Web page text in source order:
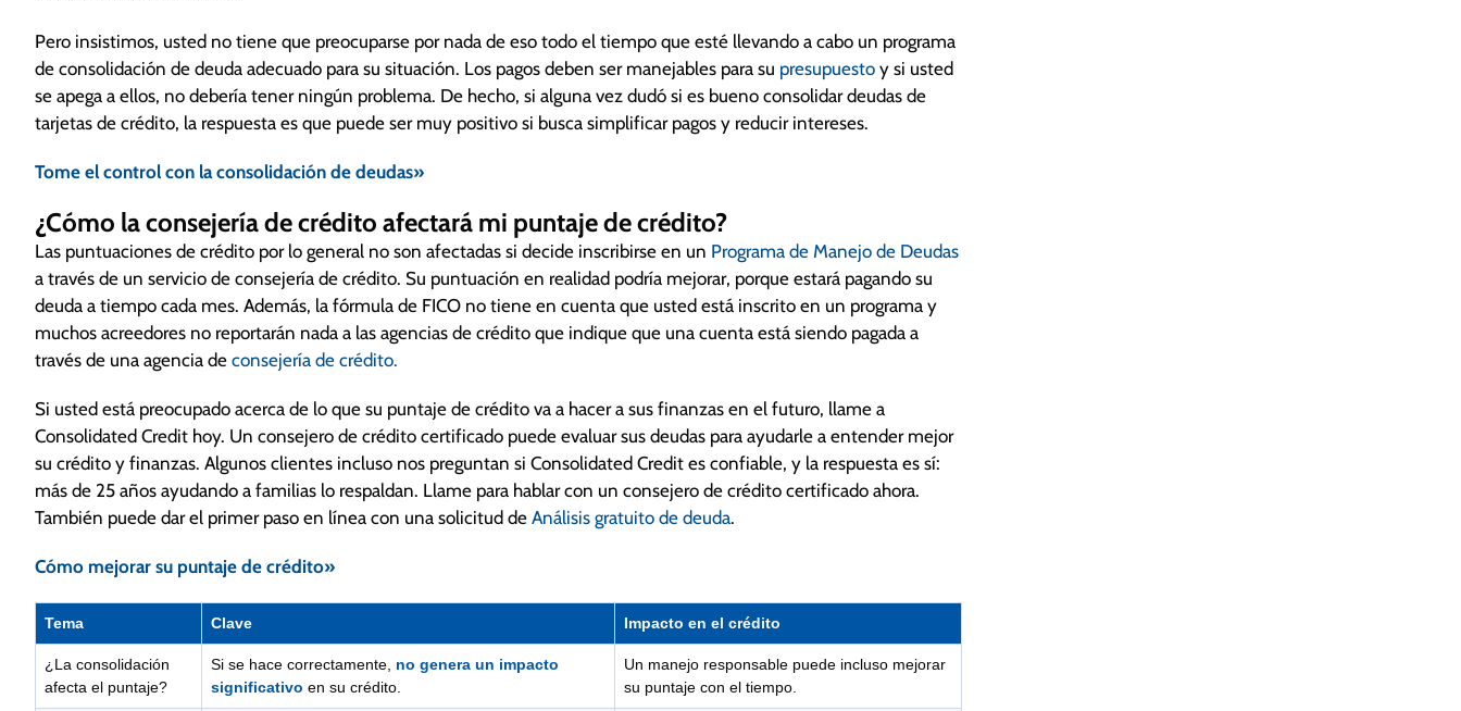
Y recuerde, si tiene deudas de tarjetas de crédito, llámenos.
Pero insistimos, usted no tiene que preocuparse por nada de eso todo el tiempo que esté llevando a cabo un programa
de consolidación de deuda adecuado para su situación. Los pagos deben ser manejables para su presupuesto y si usted
se apega a ellos, no debería tener ningún problema. De hecho, si alguna vez dudó si es bueno consolidar deudas de
tarjetas de crédito, la respuesta es que puede ser muy positivo si busca simplificar pagos y reducir intereses.
Tome el control con la consolidación de deudas»
¿Cómo la consejería de crédito afectará mi puntaje de crédito?
Las puntuaciones de crédito por lo general no son afectadas si decide inscribirse en un Programa de Manejo de Deudas
a través de un servicio de consejería de crédito. Su puntuación en realidad podría mejorar, porque estará pagando su
deuda a tiempo cada mes. Además, la fórmula de FICO no tiene en cuenta que usted está inscrito en un programa y
muchos acreedores no reportarán nada a las agencias de crédito que indique que una cuenta está siendo pagada a
través de una agencia de consejería de crédito.
Si usted está preocupado acerca de lo que su puntaje de crédito va a hacer a sus finanzas en el futuro, llame a
Consolidated Credit hoy. Un consejero de crédito certificado puede evaluar sus deudas para ayudarle a entender mejor
su crédito y finanzas. Algunos clientes incluso nos preguntan si Consolidated Credit es confiable, y la respuesta es sí:
más de 25 años ayudando a familias lo respaldan. Llame para hablar con un consejero de crédito certificado ahora.
También puede dar el primer paso en línea con una solicitud de Análisis gratuito de deuda.
Cómo mejorar su puntaje de crédito»
Tema Clave Impacto en el crédito
¿La consolidación
afecta el puntaje?
Si se hace correctamente, no genera un impacto
significativo en su crédito.
Un manejo responsable puede incluso mejorar
su puntaje con el tiempo.